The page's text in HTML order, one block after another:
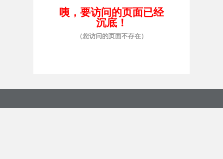
咦，要访问的页面已经
沉底！
（您访问的页面不存在）